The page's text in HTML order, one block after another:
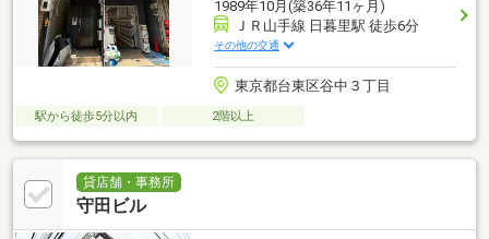
1989年10月(築36年11ヶ月)
ＪＲ山手線 日暮里駅 徒歩6分
その他の交通
東京都台東区谷中３丁目
駅から徒歩5分以内 2階以上
貸店舗・事務所
守田ビル